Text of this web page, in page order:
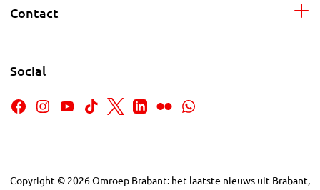
Contact
Social
Copyright © 2026Omroep Brabant: het laatste nieuws uit Brabant,